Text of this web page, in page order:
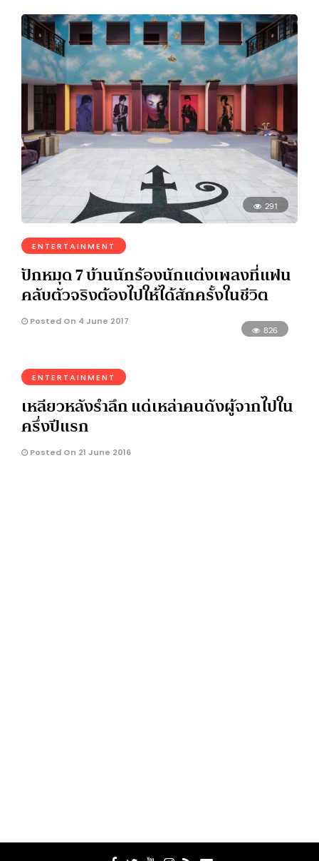
291
ENTERTAINMENT
ปักหมุด 7 บ้านนักร้องนักแต่งเพลงที่แฟน
คลับตัวจริงต้องไปให้ได้สักครั้งในชีวิต
Posted On 4 June 2017
826
ENTERTAINMENT
เหลียวหลังรำลึก แด่เหล่าคนดังผู้จากไปใน
ครึ่งปีแรก
Posted On 21 June 2016